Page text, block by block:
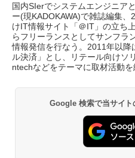
国内SIerでシステムエンジニア
ー(現KADOKAWA)で雑誌編集
けIT情報サイト「＠IT」の立ち
らフリーランスとしてサンフラ
情報発信を行なう。2011年以降
ル決済」とし、リテール向けソ
ntechなどをテーマに取材活動
Google 検索で当サイト